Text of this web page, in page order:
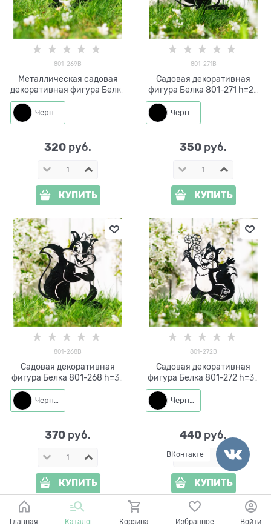
801-269B
Металлическая садовая
декоративная фигура Белка
с орешком 801-269 h=29 см
Черный
320 руб.
КУПИТЬ
801-271B
Садовая декоративная
фигура Белка 801-271 h=29
см металл
Черный
350 руб.
КУПИТЬ
801-268B
Садовая декоративная
фигура Белка 801-268 h=34
см металл
Черный
370 руб.
КУПИТЬ
801-272B
Садовая декоративная
фигура Белка 801-272 h=35
см металл
Черный
440 руб.
КУПИТЬ
Главная Каталог Корзина Избранное Войти
ВКонтакте